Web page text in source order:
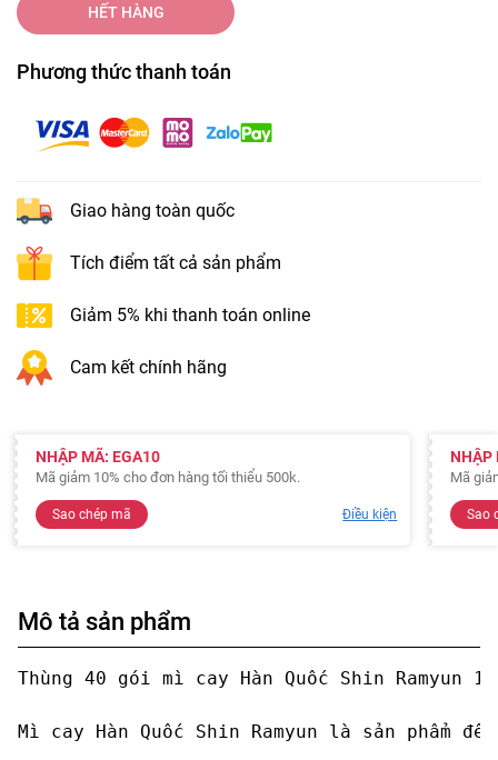
HẾT HÀNG
Phương thức thanh toán
Giao hàng toàn quốc
Tích điểm tất cả sản phẩm
Giảm 5% khi thanh toán online
Cam kết chính hãng
NHẬP MÃ: EGA10
Mã giảm 10% cho đơn hàng tối thiểu 500k.
Sao chép mã Điều kiện
NHẬP
Mã
Sao
Mô tả sản phẩm
Thùng 40 gói mì cay Hàn Quốc Shin Ramyun
Mì cay Hàn Quốc Shin Ramyun là sản